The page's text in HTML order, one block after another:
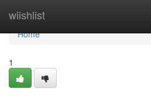
wiishlist
Home
Home
1